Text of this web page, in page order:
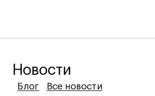
Новости
Блог
Блог
Блог Все новости
Все новости
Все новости